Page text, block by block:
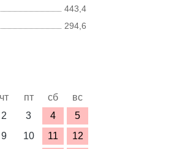
443,4
294,6
чт пт сб
вс
2 3 4
5
9 10 11
12